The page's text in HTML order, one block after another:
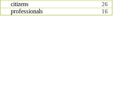
citizens 26
professionals 16